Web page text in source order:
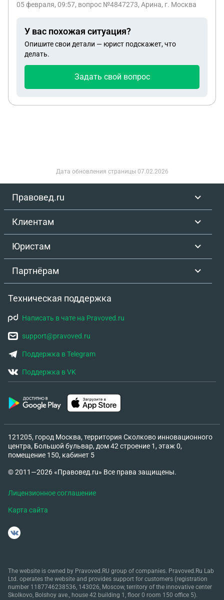
скорая . Все это происходило в школе на
что я получу судимость и ли встану на учёт , на
отчисление . Что мне делать и что со мной будет ?
05 февраля, 09:57, вопрос №4847273, Арина, г. Москва
У вас похожая ситуация?
Опишите свои детали — юрист подскажет, что
делать.
Задать свой вопрос
Дата обновления страницы 07.02.2026
Правовед.ru
Клиентам
Юристам
Партнёрам
Техническая поддержка
Написать в чате на Pravoved.ru
support@pravoved.ru
Поддержка в Telegram
Поддержка в VK
121205, город Москва, территория Сколково инновационного
центра, Большой бульвар, дом 42 строение 1, этаж 0,
помещение 150, кабинет 5
© 2011—2026 «Правовед.ru» Все права защищены.
Лицензионное соглашение
Карта сайта
The website is owned by Pravoved.RU group of companies. Pravoved.Ru Lab
Ltd. operates the website and provides support for customers (registration
number 1187746238536, 143026, Moscow, territory of the innovative center
Skolkovo, Bolshoy ave., house 42 building 1, floor 0 room 150 office 5).